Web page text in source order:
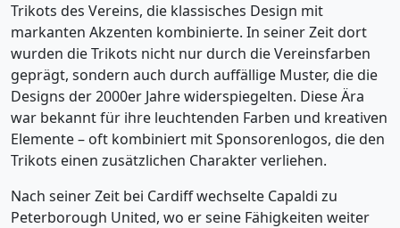
Trikots des Vereins, die klassisches Design mit
markanten Akzenten kombinierte. In seiner Zeit dort
wurden die Trikots nicht nur durch die Vereinsfarben
geprägt, sondern auch durch auffällige Muster, die die
Designs der 2000er Jahre widerspiegelten. Diese Ära
war bekannt für ihre leuchtenden Farben und kreativen
Elemente – oft kombiniert mit Sponsorenlogos, die den
Trikots einen zusätzlichen Charakter verliehen.
Nach seiner Zeit bei Cardiff wechselte Capaldi zu
Peterborough United, wo er seine Fähigkeiten weiter